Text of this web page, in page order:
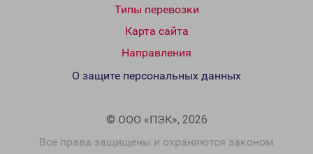
Типы перевозки
Карта сайта
Направления
© ООО «ПЭК», 2026
Все права защищены и охраняются законом
О защите персональных данных